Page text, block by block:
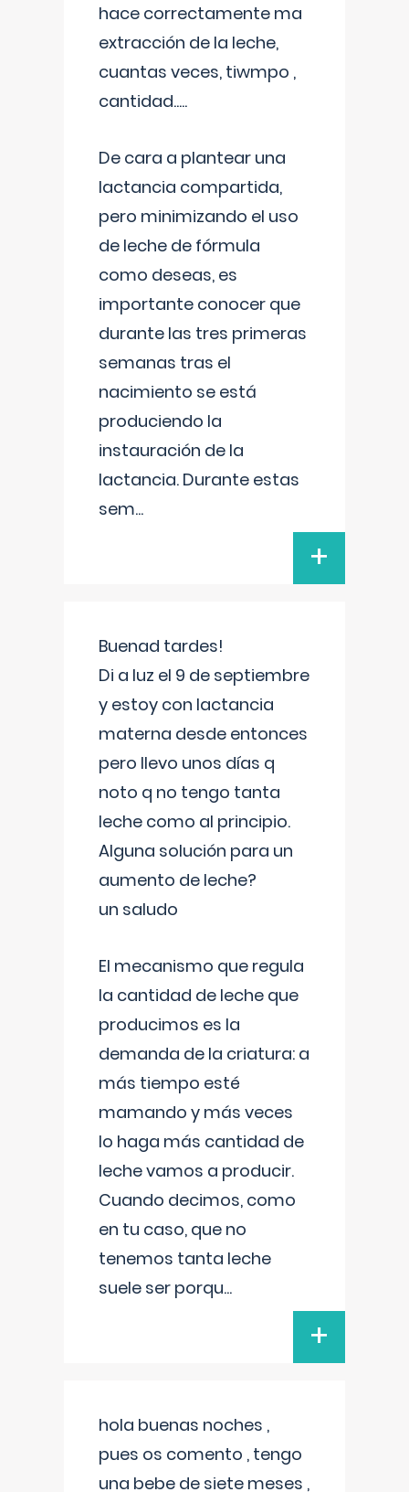
hace correctamente ma
extracción de la leche,
cuantas veces, tiwmpo ,
cantidad.....
De cara a plantear una
lactancia compartida,
pero minimizando el uso
de leche de fórmula
como deseas, es
importante conocer que
durante las tres primeras
semanas tras el
nacimiento se está
produciendo la
instauración de la
lactancia. Durante estas
sem...
+
Buenad tardes!
Di a luz el 9 de septiembre
y estoy con lactancia
materna desde entonces
pero llevo unos días q
noto q no tengo tanta
leche como al principio.
Alguna solución para un
aumento de leche?
un saludo
El mecanismo que regula
la cantidad de leche que
producimos es la
demanda de la criatura: a
más tiempo esté
mamando y más veces
lo haga más cantidad de
leche vamos a producir.
Cuando decimos, como
en tu caso, que no
tenemos tanta leche
suele ser porqu...
+
hola buenas noches ,
pues os comento , tengo
una bebe de siete meses ,